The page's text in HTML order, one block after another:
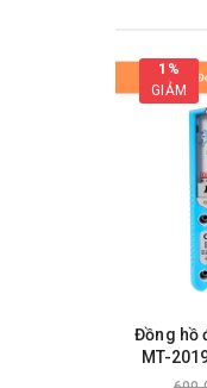
1%
GIẢM
Đồng hồ
MT-